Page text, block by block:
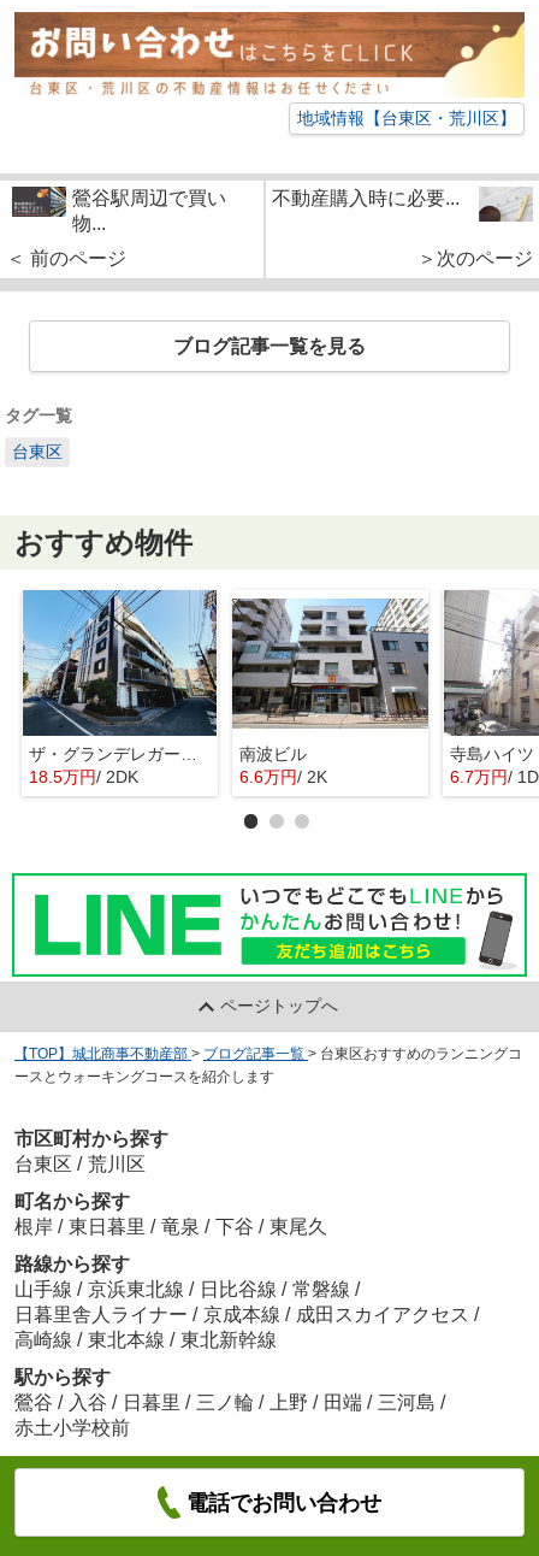
地域情報【台東区・荒川区】
鶯谷駅周辺で買い
物...
＜ 前のページ
不動産購入時に必要...
＞次のページ
ブログ記事一覧を見る
タグ一覧
台東区
おすすめ物件
18.5万円/ 2DK
南波ビル
6.6万円/ 2K
寺島ハイツ
6.7万円/
ページトップへ
【TOP】城北商事不動産部 > ブログ記事一覧 > 台東区おすすめのランニングコ
ースとウォーキングコースを紹介します
市区町村から探す
台東区 / 荒川区
町名から探す
根岸 / 東日暮里 / 竜泉 / 下谷 / 東尾久
路線から探す
山手線 / 京浜東北線 / 日比谷線 / 常磐線 /
日暮里舎人ライナー / 京成本線 / 成田スカイアクセス /
高崎線 / 東北本線 / 東北新幹線
駅から探す
鶯谷 / 入谷 / 日暮里 / 三ノ輪 / 上野 / 田端 / 三河島 /
赤土小学校前
電話でお問い合わせ